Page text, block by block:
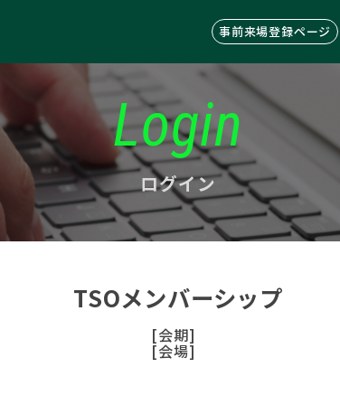
事前来場登録ページ
Login
ログイン
TSOメンバーシップ
[会期]
[会場]